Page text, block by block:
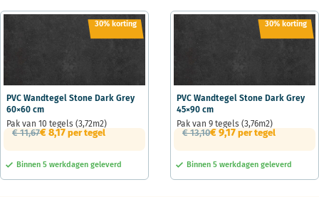
30% korting
PVC Wandtegel Stone Dark Grey
60×60 cm
Pak van 10 tegels (3,72m2)
€11,67€ 8,17 per tegel
Binnen 5 werkdagen geleverd
30% korting
PVC Wandtegel Stone Dark Grey
45×90 cm
Pak van 9 tegels (3,76m2)
€13,10€ 9,17 per tegel
Binnen 5 werkdagen geleverd